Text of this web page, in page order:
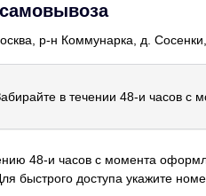
р-н Коммунарка, д.
в течении 48-и часов с
48-и часов с момента
быстрого доступа укажите